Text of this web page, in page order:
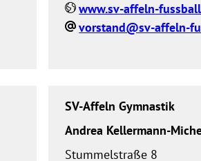
www.sv-affeln-
SV-Affeln Gymnastik
Stummelstraße 8
Andrea Kellermann-